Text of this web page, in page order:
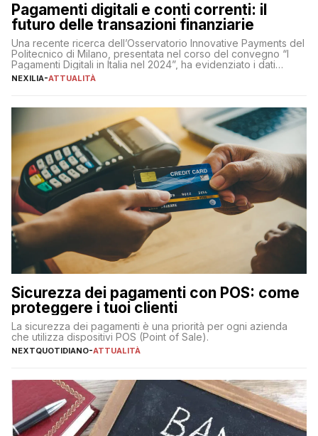
Pagamenti digitali e conti correnti: il
futuro delle transazioni finanziarie
Una recente ricerca dell’Osservatorio Innovative Payments del
Politecnico di Milano, presentata nel corso del convegno “I
Pagamenti Digitali in Italia nel 2024”, ha evidenziato i dati
definitivi del primo semestre 2024 relativamente alle
NEXILIA-ATTUALITÀ
Sicurezza dei pagamenti con POS: come
proteggere i tuoi clienti
La sicurezza dei pagamenti è una priorità per ogni azienda
che utilizza dispositivi POS (Point of Sale).
NEXTQUOTIDIANO-ATTUALITÀ